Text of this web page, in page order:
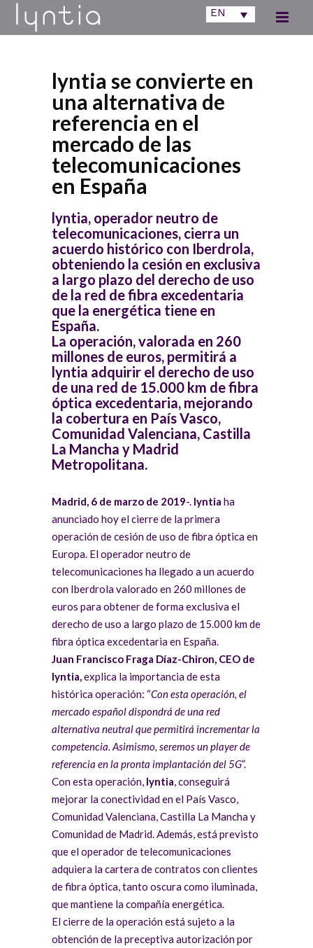
EN
lyntia se convierte en
una alternativa de
referencia en el
mercado de las
telecomunicaciones
en España
lyntia, operador neutro de
telecomunicaciones, cierra un
acuerdo histórico con Iberdrola,
obteniendo la cesión en exclusiva
a largo plazo del derecho de uso
de la red de fibra excedentaria
que la energética tiene en
España.
La operación, valorada en 260
millones de euros, permitirá a
lyntia adquirir el derecho de uso
de una red de 15.000 km de fibra
óptica excedentaria, mejorando
la cobertura en País Vasco,
Comunidad Valenciana, Castilla
La Mancha y Madrid
Metropolitana.
Madrid, 6 de marzo de 2019-. lyntia ha
anunciado hoy el cierre de la primera
operación de cesión de uso de fibra óptica en
Europa. El operador neutro de
telecomunicaciones ha llegado a un acuerdo
con Iberdrola valorado en 260 millones de
euros para obtener de forma exclusiva el
derecho de uso a largo plazo de 15.000 km de
fibra óptica excedentaria en España.
Juan Francisco Fraga Díaz-Chiron, CEO de
lyntia,explica la importancia de esta
histórica operación: “Con esta operación, el
mercado español dispondrá de una red
alternativa neutral que permitirá incrementar la
competencia. Asimismo, seremos un player de
referencia en la pronta implantación del 5G”.
Con esta operación, lyntia, conseguirá
mejorar la conectividad en el País Vasco,
Comunidad Valenciana, Castilla La Mancha y
Comunidad de Madrid. Además, está previsto
que el operador de telecomunicaciones
adquiera la cartera de contratos con clientes
de fibra óptica, tanto oscura como iluminada,
que mantiene la compañía energética.
El cierre de la operación está sujeto a la
obtención de la preceptiva autorización por